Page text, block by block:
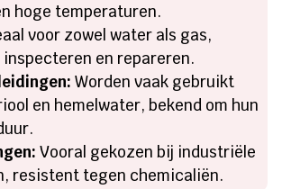
hoge temperaturen.
voor zowel water als gas,
en repareren.
Worden vaak gebruikt
en hemelwater, bekend om hun
Vooral gekozen bij industriële
resistent tegen chemicaliën.